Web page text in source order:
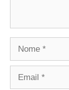
Nome
Email